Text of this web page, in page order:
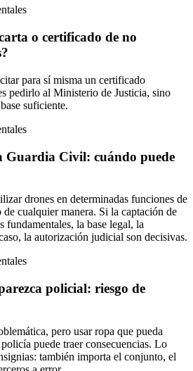
o certificado de no
para sí misma un certificado
pedirlo al Ministerio de Justicia, sino
suficiente.
Guardia Civil: cuándo puede
drones en determinadas funciones de
cualquier manera. Si la captación de
fundamentales, la base legal, la
la autorización judicial son decisivas.
policial: riesgo de
pero usar ropa que pueda
puede traer consecuencias. Lo
también importa el conjunto, el